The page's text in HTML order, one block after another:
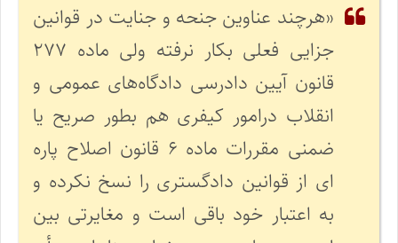
«هرچند عناوین جنحه و جنایت در قوانین
جزایی فعلی بکار نرفته ولی ماده ۲۷۷
قانون آیین دادرسی دادگاه‌های عمومی و
انقلاب درامور کیفری هم بطور صریح یا
ضمنی مقررات ماده ۶ قانون اصلاح پاره
ای از قوانین دادگستری را نسخ نکرده و
به اعتبار خود باقی است و مغایرتی بین